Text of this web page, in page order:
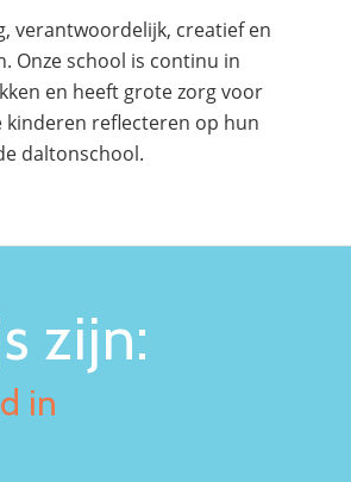
verantwoordelijk, creatief en
Onze school is continu in
en heeft grote zorg voor
kinderen reflecteren op hun
daltonschool.
zijn:
in